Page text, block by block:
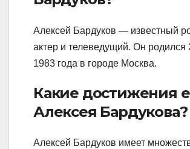
Алексей Бардуков — известный
актер и телеведущий. Он родился
1983 года в городе Москва.
Какие достижения
Алексея Бардукова?
Алексей Бардуков имеет